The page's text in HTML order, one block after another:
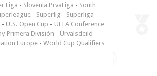
Liga - Slovenia PrvaLiga - South
- Superlig - Superliga -
- U.S. Open Cup - UEFA Conference
Primera División - Úrvalsdeild -
Europe - World Cup Qualifiers